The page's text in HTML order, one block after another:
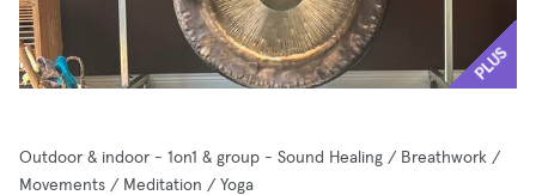
PLUS
Outdoor & indoor - 1on1 & group - Sound Healing / Breathwork /
Movements / Meditation / Yoga